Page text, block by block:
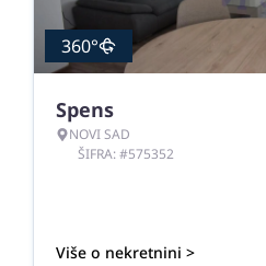
360°
Spens
NOVI SAD
ŠIFRA: #575352
Više o nekretnini >